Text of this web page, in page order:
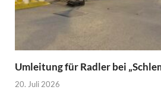
Umleitung für Radler bei
20. Juli 2026